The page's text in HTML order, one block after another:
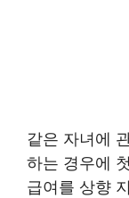
같은 자녀에
하는 경우에
급여를 상향